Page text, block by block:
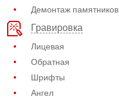
Демонтаж памятников
Гравировка
Лицевая
Обратная
Шрифты
Ангел